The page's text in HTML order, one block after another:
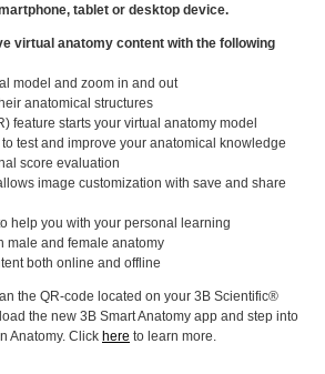
tablet or desktop device.
virtual anatomy content with the following
model and zoom in and out
anatomical structures
feature starts your virtual anatomy model
test and improve your anatomical knowledge
score evaluation
image customization with save and share
help you with your personal learning
male and female anatomy
both online and offline
the QR-code located on your 3B Scientific®
the new 3B Smart Anatomy app and step into
Anatomy. Click here to learn more.